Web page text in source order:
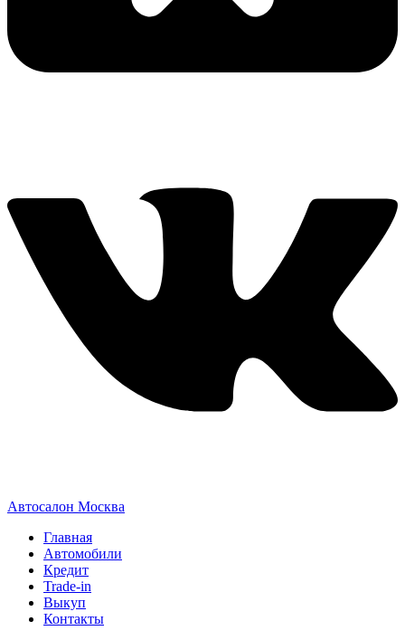
Автосалон Москва
Главная
Автомобили
Кредит
Trade-in
Выкуп
Контакты